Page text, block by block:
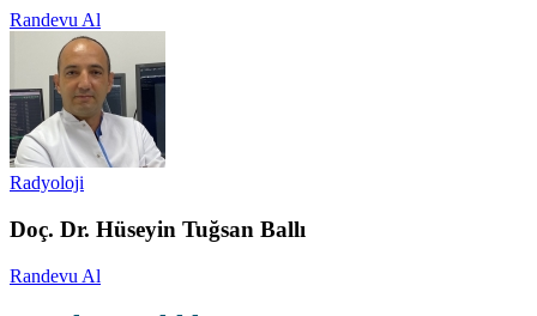
Randevu Al
Radyoloji
Doç. Dr. Hüseyin Tuğsan Ballı
Randevu Al